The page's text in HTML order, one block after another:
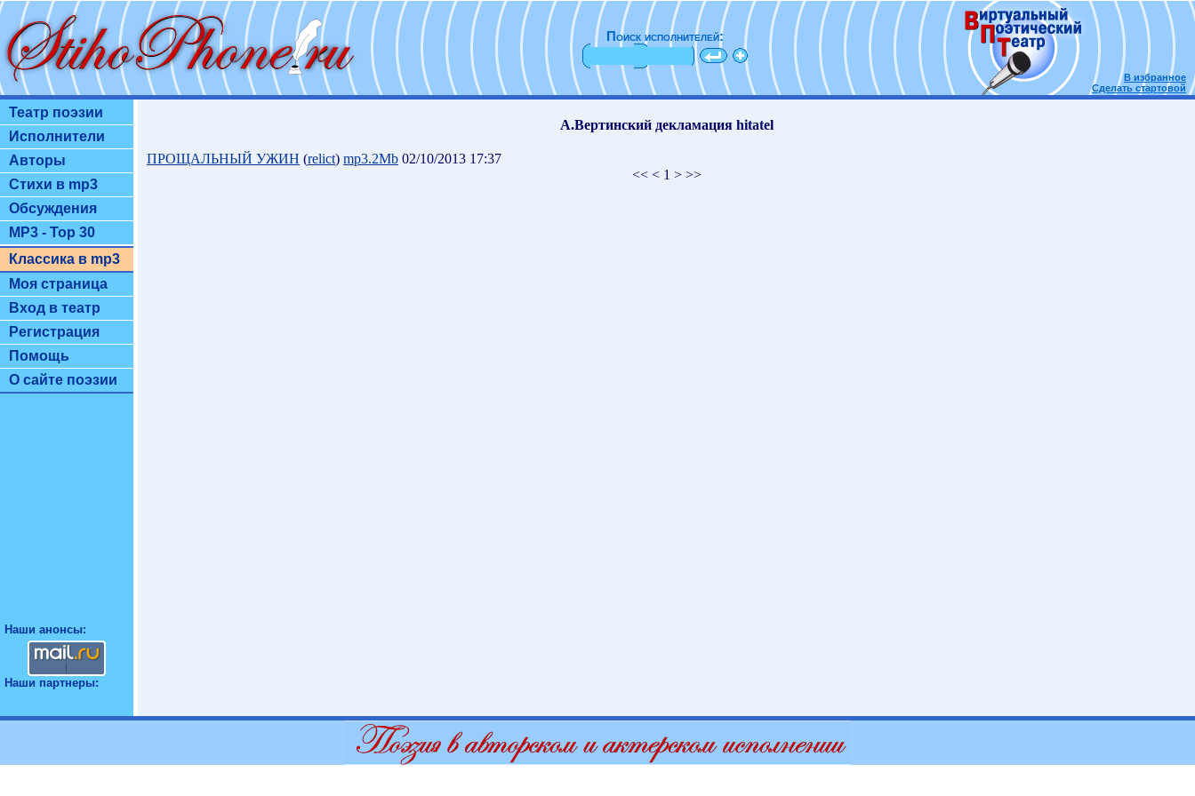
Поиск исполнителей:
В избранное
Сделать стартовой
Театр поэзии
Исполнители
Авторы
Стихи в mp3
Обсуждения
MP3 - Top 30
Классика в mp3
Моя страница
Вход в театр
Регистрация
Помощь
О сайте поэзии
Наши анонсы:
Наши партнеры:
А.Вертинский декламация hitatel
ПРОЩАЛЬНЫЙ УЖИН (relict) mp3.2Mb 02/10/2013 17:37
<< < 1 > >>